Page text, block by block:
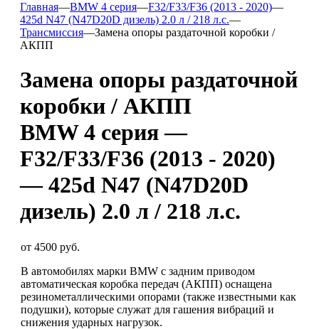
Главная—BMW 4 серия—F32/F33/F36 (2013 - 2020)—
425d N47 (N47D20D дизель) 2.0 л / 218 л.с.—
Трансмиссия—Замена опоры раздаточной коробки /
АКПП
Замена опоры раздаточной
коробки / АКПП
BMW 4 серия —
F32/F33/F36 (2013 - 2020)
— 425d N47 (N47D20D
дизель) 2.0 л / 218 л.с.
от 4500 руб.
В автомобилях марки BMW с задним приводом
автоматическая коробка передач (АКПП) оснащена
резинометаллическими опорами (также известными как
подушки), которые служат для гашения вибраций и
снижения ударных нагрузок.